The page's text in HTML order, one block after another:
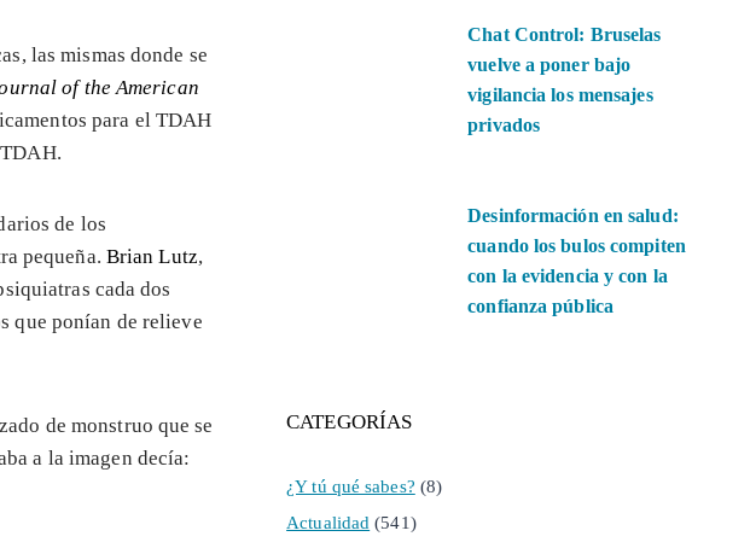
las mismas donde se
of the American
para el TDAH
de los
pequeña. Brian Lutz,
cada dos
que ponían de relieve
de monstruo que se
a la imagen decía:
Chat Control: Bruselas
vuelve a poner bajo
vigilancia los mensajes
privados
Desinformación en salud:
cuando los bulos compiten
con la evidencia y con la
confianza pública
CATEGORÍAS
¿Y tú qué sabes? (8)
Actualidad (541)